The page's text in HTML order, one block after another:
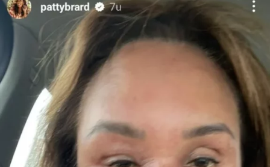
“Het enige wat ik jaren geleden, toen ik Jeroen
nog helemaal niet kende, wel eens had gehoord,
was dat hij een flirt was en altijd ontrouw was,”
vertelt Anouk in gesprek met &C.